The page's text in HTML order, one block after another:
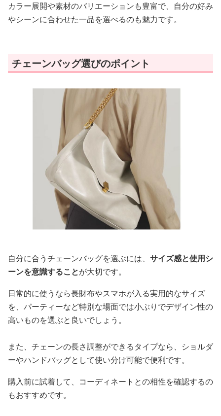
カラー展開や素材のバリエーションも豊富で、自分の好み
やシーンに合わせた一品を選べるのも魅力です。
チェーンバッグ選びのポイント
自分に合うチェーンバッグを選ぶには、 サイズ感と使用シ
ーンを意識することが大切です。
日常的に使うなら長財布やスマホが入る実用的なサイズ
を、パーティーなど特別な場面では小ぶりでデザイン性の
高いものを選ぶと良いでしょう。
また、チェーンの長さ調整ができるタイプなら、ショルダ
ーやハンドバッグとして使い分け可能で便利です。
購入前に試着して、コーディネートとの相性を確認するの
もおすすめです。